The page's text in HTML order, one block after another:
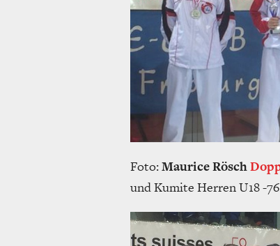
Foto:Maurice Rösch
und Kumite Herren U18 -